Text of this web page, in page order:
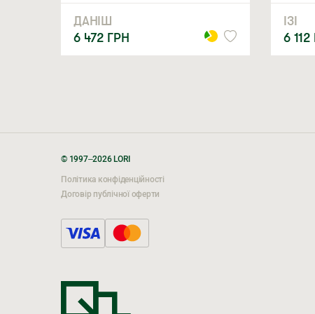
ДАНІШ
6 472 ГРН
ІЗІ
6 112
© 1997–2026 LORI
Політика конфіденційності
Договір публічної оферти